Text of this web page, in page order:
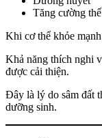
Tăng cường
Khi cơ thể khỏe
Khả năng thích nghi
được cải thiện.
Đây là lý do sâm đất
dưỡng sinh.